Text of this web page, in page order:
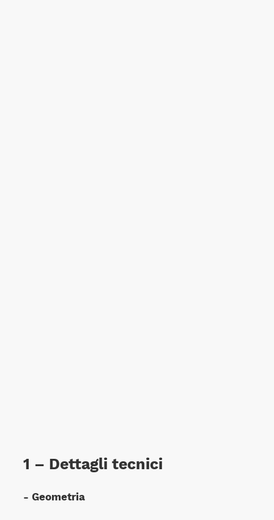
1 – Dettagli tecnici
- Geometria